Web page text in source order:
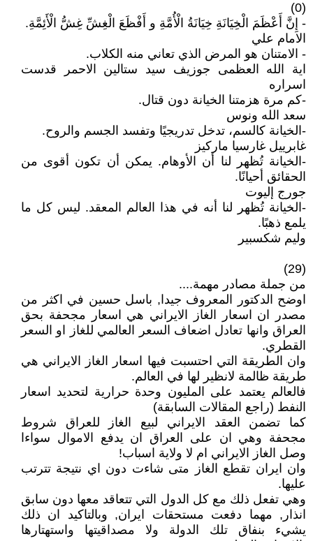
(0)
- إِنَّ أَعْظَمَ الْخِيَانَةِ خِيَانَةُ الْأُمَّةِ و أَفْظَعَ الْغِشِّ غِشُّ الْأَئِمَّةِ.
الامام علي
- الامتنان هو المرض الذي تعاني منه الكلاب.
اية الله العظمى جوزيف سيد ستالين الاحمر قدست
اسراره
-كم مرة هزمتنا الخيانة دون قتال.
سعد الله ونوس
-الخيانة كالسم، تدخل تدريجيًا وتفسد الجسم والروح.
غابرييل غارسيا ماركيز
-الخيانة تُظهر لنا أن الأوهام. يمكن أن تكون أقوى من
الحقائق أحيانًا.
جورج إليوت
-الخيانة تُظهر لنا أنه في هذا العالم المعقد. ليس كل ما
يلمع ذهبًا.
وليم شكسبير
(29)
من جملة مصادر مهمة....
اوضح الدكتور المعروف جيدا, باسل حسين في اكثر من
مصدر ان اسعار الغاز الايراني هي اسعار مجحفة بحق
العراق وانها تعادل اضعاف السعر العالمي للغاز او السعر
القطري.
وان الطريقة التي احتسبت فيها اسعار الغاز الايراني هي
طريقة ظالمة لانظير لها في العالم.
فالعالم يعتمد على المليون وحدة حرارية لتحديد اسعار
النفط (راجع المقالات السابقة)
كما تضمن العقد الايراني لبيع الغاز للعراق شروط
مجحفة وهي ان على العراق ان يدفع الاموال سواءا
وصل الغاز الايراني ام لا ولاية اسباب!
وان ايران تقطع الغاز متى شاءت دون اي نتيجة تترتب
عليها.
وهي تفعل ذلك مع كل الدول التي تتعاقد معها دون سابق
انذار, مهما دفعت مستحقات ايران, وبالتاكيد ان ذلك
يشيء بنفاق تلك الدولة ولا مصداقيتها واستهتارها